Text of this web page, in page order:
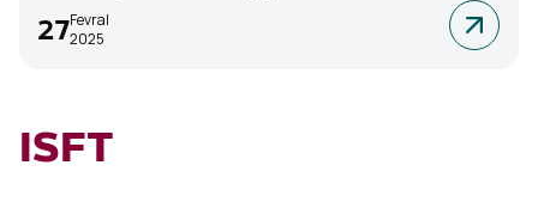
dialektikasi"
27Fevral
2025
ISFT